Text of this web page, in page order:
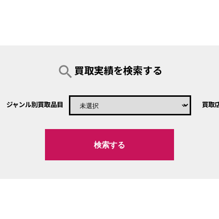
search買取実績を検索する
ジャンル別買取品目 keyboard_arrow_down 買取